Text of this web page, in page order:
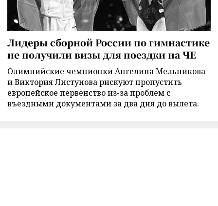
Лидеры сборной России по гимнастике
не получили визы для поездки на ЧЕ
Олимпийские чемпионки Ангелина Мельникова
и Виктория Листунова рискуют пропустить
европейское первенство из-за проблем с
въездными документами за два дня до вылета.